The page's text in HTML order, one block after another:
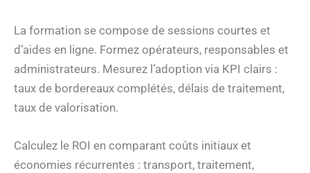
La formation se compose de sessions courtes et
d’aides en ligne. Formez opérateurs, responsables et
administrateurs. Mesurez l’adoption via KPI clairs :
taux de bordereaux complétés, délais de traitement,
taux de valorisation.
Calculez le ROI en comparant coûts initiaux et
économies récurrentes : transport, traitement,